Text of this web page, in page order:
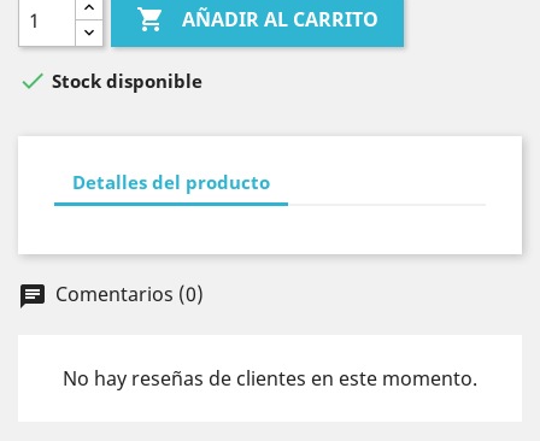
 AÑADIR AL CARRITO
 Stock disponible
Detalles del producto
chat Comentarios (0)
No hay reseñas de clientes en este momento.